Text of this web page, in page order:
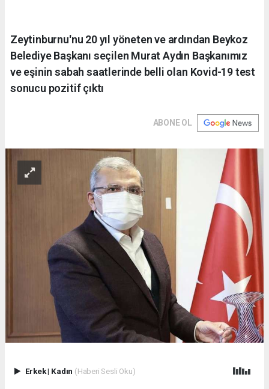
Zeytinburnu'nu 20 yıl yöneten ve ardından Beykoz
Belediye Başkanı seçilen Murat Aydın Başkanımız
ve eşinin sabah saatlerinde belli olan Kovid-19 test
sonucu pozitif çıktı
ABONE OL
Erkek| Kadın (Haberi Sesli Oku)